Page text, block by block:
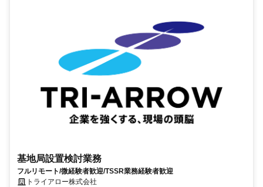
基地局設置検討業務
フルリモート/微経験者歓迎/TSSR業務経験者歓迎
トライアロー株式会社